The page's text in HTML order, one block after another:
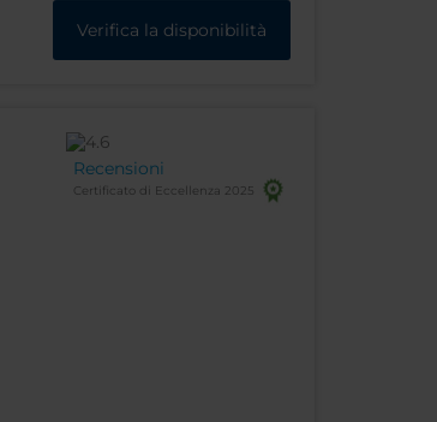
Verifica la disponibilità
Recensioni
Certificato di Eccellenza 2025